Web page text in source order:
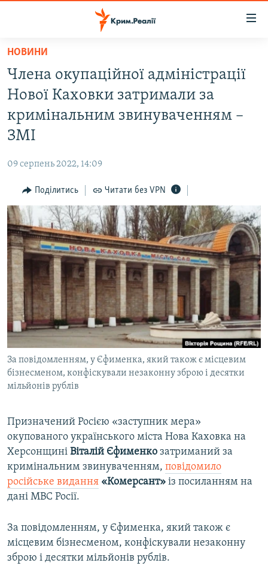
Перейти
основного
матеріалу
до
основної
Перейти
пошуку
ВІДЕО ТА ФОТО
ПОЛІТИКА
ПОГЛЯД
ІНТЕРВ'Ю
ВСЕ ЗА ДЕНЬ
СПЕЦПРОЕКТИ
ДЕПОРТАЦІЯ
ВІДЕОУРОКИ «ELIFBE»
СВІДЧЕННЯ ОКУПАЦІЇ
УКРАЇНСЬКА ПРОБЛЕМА КРИМУ
ЯК ОБІЙТИ БЛОКУВАННЯ
Русский
Qırımtatar
НОВИНИ
Члена окупаційної адміністрації
Нової Каховки затримали за
кримінальним звинуваченням –
ЗМІ
09 серпень 2022, 14:09
Поділитись Читати без VPN
За повідомленням, у Єфименка, який також є місцевим
бізнесменом, конфіскували незаконну зброю і десятки
мільйонів рублів
Призначений Росією «заступник мера»
окупованого українського міста Нова Каховка на
Херсонщині Віталій Єфименко затриманий за
кримінальним звинуваченням, повідомило
російське видання «Комерсант» із посиланням на
дані МВС Росії.
За повідомленням, у Єфименка, який також є
місцевим бізнесменом, конфіскували незаконну
зброю і десятки мільйонів рублів.